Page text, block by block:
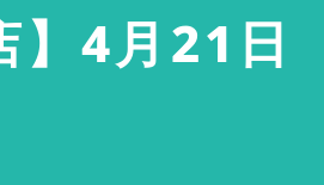
】4月21